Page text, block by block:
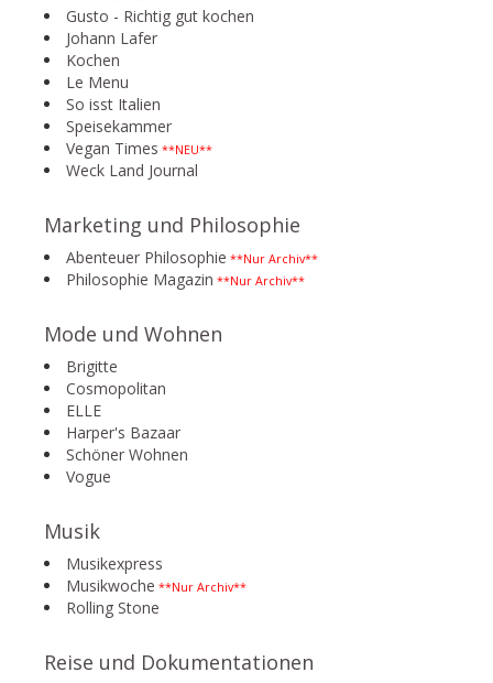
Gusto - Richtig gut kochen
Johann Lafer
Kochen
Le Menu
So isst Italien
Speisekammer
Vegan Times **NEU**
Weck Land Journal
Marketing und Philosophie
Abenteuer Philosophie **Nur Archiv**
Philosophie Magazin **Nur Archiv**
Mode und Wohnen
Brigitte
Cosmopolitan
ELLE
Harper's Bazaar
Schöner Wohnen
Vogue
Musik
Musikexpress
Musikwoche **Nur Archiv**
Rolling Stone
Reise und Dokumentationen